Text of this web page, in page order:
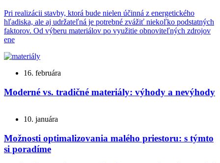
Pri realizácii stavby, ktorá bude nielen účinná z energetického
hľadiska, ale aj udržateľná je potrebné zvážiť niekoľko podstatných
faktorov. Od výberu materiálov po využitie obnoviteľných zdrojov
ene
16. februára
Moderné vs. tradičné materiály: výhody a nevýhody
10. januára
Možnosti optimalizovania malého priestoru: s týmto
si poradíme